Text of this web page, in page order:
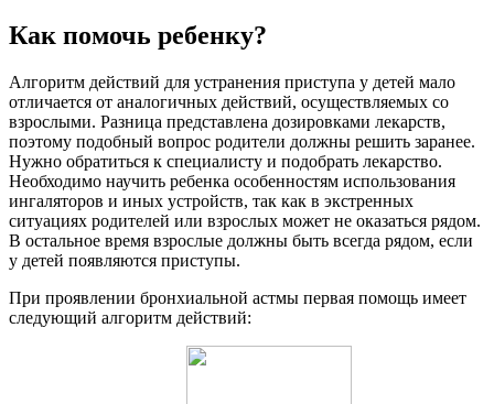
Как помочь ребенку?
Алгоритм действий для устранения приступа у детей мало
отличается от аналогичных действий, осуществляемых со
взрослыми. Разница представлена дозировками лекарств,
поэтому подобный вопрос родители должны решить заранее.
Нужно обратиться к специалисту и подобрать лекарство.
Необходимо научить ребенка особенностям использования
ингаляторов и иных устройств, так как в экстренных
ситуациях родителей или взрослых может не оказаться рядом.
В остальное время взрослые должны быть всегда рядом, если
у детей появляются приступы.
При проявлении бронхиальной астмы первая помощь имеет
следующий алгоритм действий: